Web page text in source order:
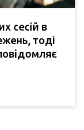
сесій в
тоді